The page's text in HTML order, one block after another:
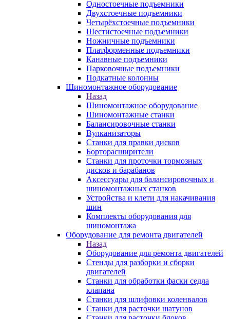
Одностоечные подъемники
Двухстоечные подъемники
Четырёхстоечные подъемники
Шестистоечные подъемники
Ножничные подъемники
Платформенные подъемники
Канавные подъемники
Парковочные подъемники
Подкатные колонны
Шиномонтажное оборудование
Назад
Шиномонтажное оборудование
Шиномонтажные станки
Балансировочные станки
Вулканизаторы
Станки для правки дисков
Борторасширители
Станки для проточки тормозных
дисков и барабанов
Аксессуары для балансировочных и
шиномонтажных станков
Устройства и клети для накачивания
шин
Комплекты оборудования для
шиномонтажа
Оборудование для ремонта двигателей
Назад
Оборудование для ремонта двигателей
Стенды для разборки и сборки
двигателей
Станки для обработки фаски седла
клапана
Станки для шлифовки коленвалов
Станки для расточки шатунов